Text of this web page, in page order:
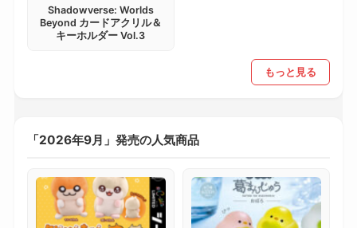
Shadowverse: Worlds
Beyond カードアクリル＆
キーホルダー Vol.3
もっと見る
「2026年9月」発売の人気商品